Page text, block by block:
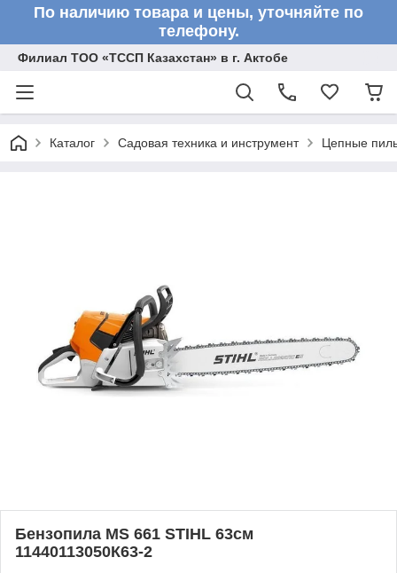
По наличию товара и цены, уточняйте по
телефону.
Филиал ТОО «ТССП Казахстан» в г. Актобе
Каталог Садовая техника и инструмент Цепные
Бензопила MS 661 STIHL 63см
11440113050К63-2